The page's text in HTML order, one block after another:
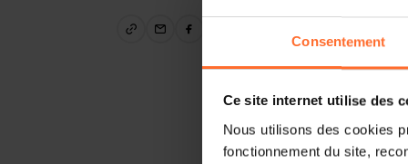
Consentement
Ce site internet utilise des
Nous utilisons des cookies
fonctionnement du site,